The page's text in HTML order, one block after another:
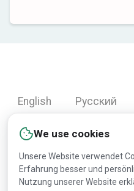
We use cookies
Unsere Website verwendet
Erfahrung besser und
Nutzung unserer Website
English Русский
العربية
Türkçe